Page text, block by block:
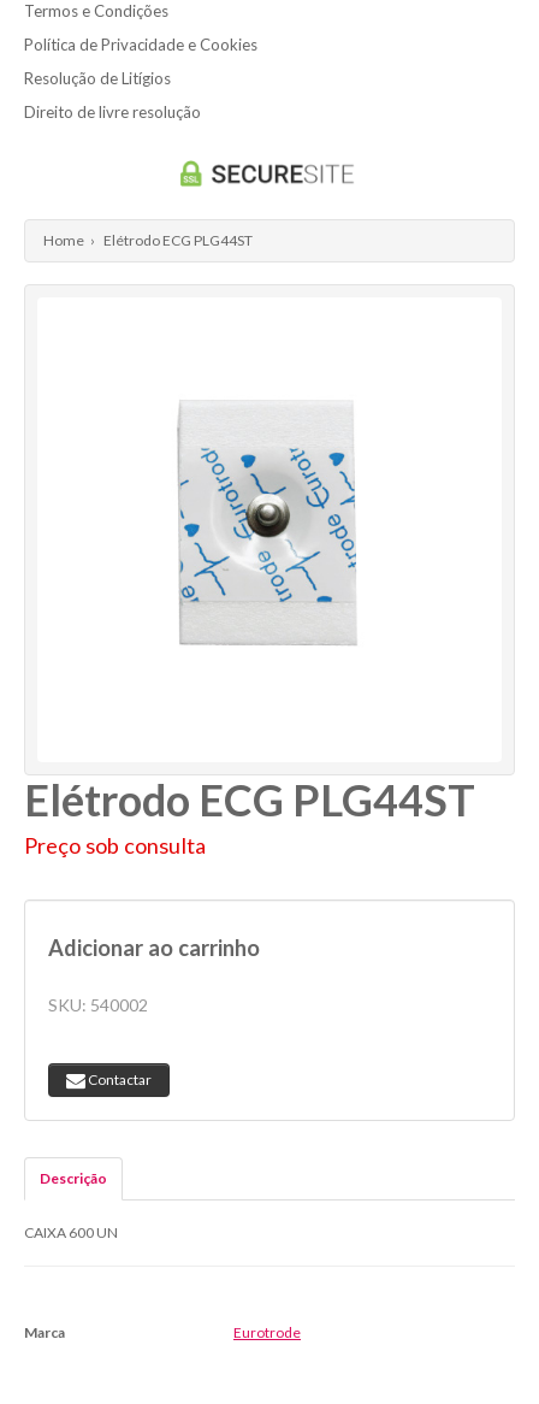
Termos e Condições
Política de Privacidade e Cookies
Resolução de Litígios
Direito de livre resolução
Home › Elétrodo ECG PLG44ST
Elétrodo ECG PLG44ST
Preço sob consulta
Adicionar ao carrinho
SKU: 540002
Contactar
Descrição
CAIXA 600 UN
Marca Eurotrode